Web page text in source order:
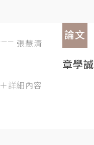
張慧清
＋詳細內容
論文
章學